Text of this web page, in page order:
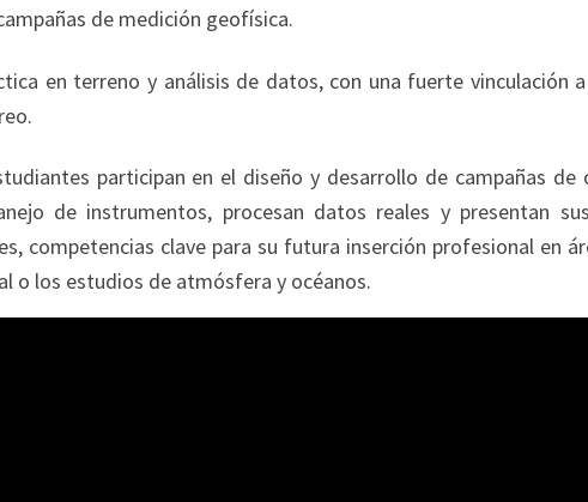
de medición geofísica.
en terreno y análisis de datos, con una fuerte vinculación
participan en el diseño y desarrollo de campañas de
de instrumentos, procesan datos reales y presentan
competencias clave para su futura inserción profesional en
o los estudios de atmósfera y océanos.